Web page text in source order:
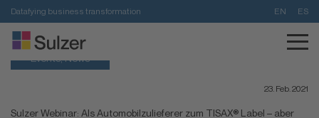
Datafying business transformation EN ES
Home >
Events, News
23. Feb. 2021
Sulzer Webinar: Als Automobilzulieferer zum TISAX® Label – aber